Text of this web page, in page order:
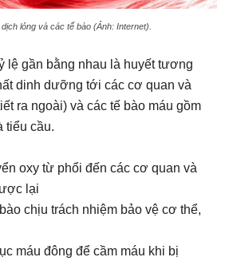
lỏng và các tế bào (Ảnh: Internet).
lệ gần bằng nhau là huyết tương
dinh dưỡng tới các cơ quan và
ra ngoài) và các tế bào máu gồm
tiểu cầu.
oxy từ phổi đến các cơ quan và
lại
chịu trách nhiệm bảo vệ cơ thể,
máu đông để cầm máu khi bị